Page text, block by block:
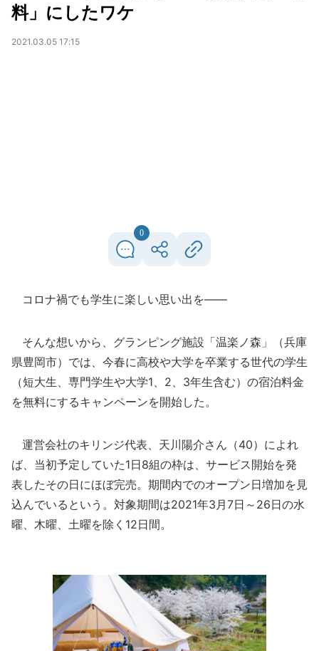
料」にしたワケ
2021.03.05 17:15
0
コロナ禍でも学生に楽しい思い出を――
そんな想いから、グランピング施設「温楽ノ森」（兵庫
県豊岡市）では、今春に高校や大学を卒業する世代の学生
（短大生、専門学生や大学1、2、3年生含む）の宿泊料金
を無料にするキャンペーンを開始した。
運営会社のキリンジ代表、天川陽介さん（40）によれ
ば、当初予定していた1日8組の枠は、サービス開始を発
表したその日にほぼ完売。期間内でのオープン日増加を見
込んでいるという。対象期間は2021年3月7日～26日の水
曜、木曜、土曜を除く12日間。